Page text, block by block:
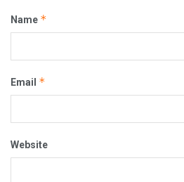
Name *
Email *
Website